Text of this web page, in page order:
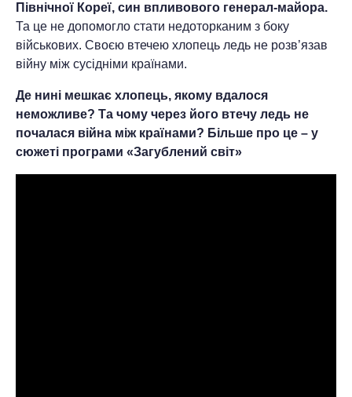
Північної Кореї, син впливового генерал-майора.
Та це не допомогло стати недоторканим з боку
військових. Своєю втечею хлопець ледь не розв’язав
війну між сусідніми країнами.
Де нині мешкає хлопець, якому вдалося
неможливе? Та чому через його втечу ледь не
почалася війна між країнами? Більше про це – у
сюжеті програми «Загублений світ»